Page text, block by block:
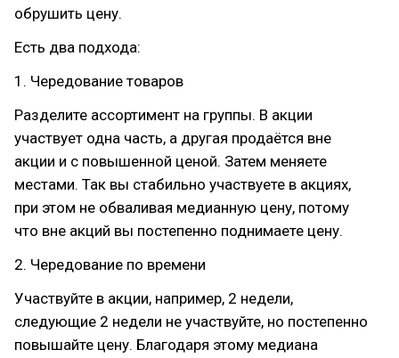
обрушить цену.
Есть два подхода:
1. Чередование товаров
Разделите ассортимент на группы. В акции
участвует одна часть, а другая продаётся вне
акции и с повышенной ценой. Затем меняете
местами. Так вы стабильно участвуете в акциях,
при этом не обваливая медианную цену, потому
что вне акций вы постепенно поднимаете цену.
2. Чередование по времени
Участвуйте в акции, например, 2 недели,
следующие 2 недели не участвуйте, но постепенно
повышайте цену. Благодаря этому медиана